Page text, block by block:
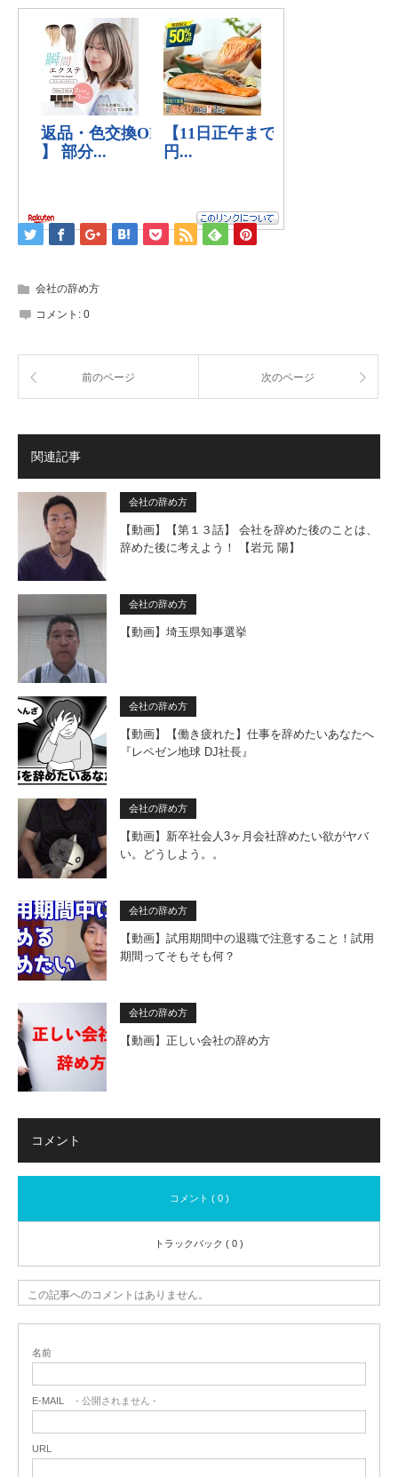
会社の辞め方
コメント: 0
前のページ 次のページ
関連記事
会社の辞め方
【動画】【第１３話】 会社を辞めた後のことは、
辞めた後に考えよう！ 【岩元 陽】
会社の辞め方
【動画】埼玉県知事選挙
会社の辞め方
【動画】【働き疲れた】仕事を辞めたいあなたへ
『レペゼン地球 DJ社長』
会社の辞め方
【動画】新卒社会人3ヶ月会社辞めたい欲がヤバ
い。どうしよう。。
会社の辞め方
【動画】試用期間中の退職で注意すること！試用
期間ってそもそも何？
会社の辞め方
【動画】正しい会社の辞め方
コメント
コメント ( 0 )
トラックバック ( 0 )
この記事へのコメントはありません。
名前
E-MAIL - 公開されません -
URL